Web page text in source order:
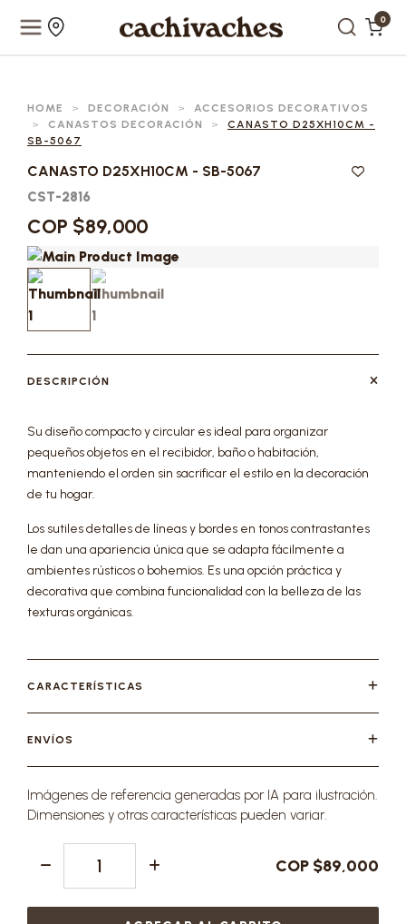
0
HOME > DECORACIÓN >
ACCESORIOS DECORATIVOS
>
CANASTOS DECORACIÓN >
CANASTO D25XH10CM -
SB-5067
CANASTO D25XH10CM - SB-5067
CST-2816
COP $89,000
DESCRIPCIÓN
Su diseño compacto y circular es ideal para organizar
pequeños objetos en el recibidor, baño o habitación,
manteniendo el orden sin sacrificar el estilo en la decoración
de tu hogar.
Los sutiles detalles de líneas y bordes en tonos contrastantes
le dan una apariencia única que se adapta fácilmente a
ambientes rústicos o bohemios. Es una opción práctica y
decorativa que combina funcionalidad con la belleza de las
texturas orgánicas.
CARACTERÍSTICAS
ENVÍOS
Imágenes de referencia generadas por IA para ilustración.
Dimensiones y otras características pueden variar.
COP $89,000